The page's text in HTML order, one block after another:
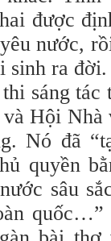
được
nước,
sinh ra đời.
sáng tác
Hội Nhà
Nó đã
quyền
sâu